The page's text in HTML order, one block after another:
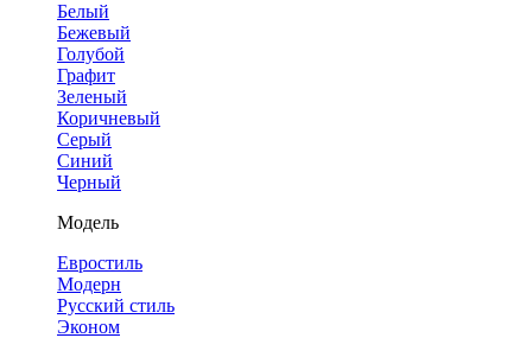
Белый
Бежевый
Голубой
Графит
Зеленый
Коричневый
Серый
Синий
Черный
Модель
Евростиль
Модерн
Русский стиль
Эконом